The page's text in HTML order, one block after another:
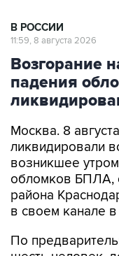
В РОССИИ
11:59, 8 августа 2026
Возгорание
падения
Москва. 8
ликвидировали
возникшее
обломков БПЛА,
района
в своем канале в
По